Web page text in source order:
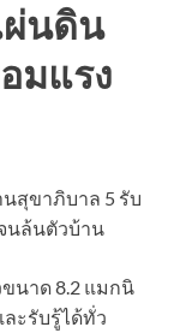
ผ่นดิน
มแรง
สุขาภิบาล 5 รับ
นล้นตัวบ้าน
นาด 8.2 แมกนิ
ะรับรู้ได้ทั่ว